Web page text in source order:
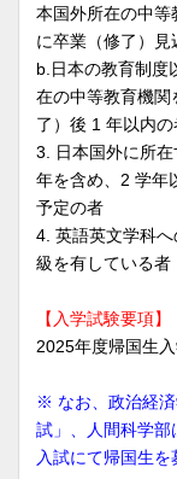
本国外所在の中
に卒業（修了）⾒
b.日本の教育制度
在の中等教育機
了）後 1 年以内の
3. 日本国外に所
年を含め、2 学年
予定の者
4. 英語英文学科
級を有している者
【入学試験要項】
2025年度帰国生
※ なお、政治経
試」、人間科学
入試にて帰国生を